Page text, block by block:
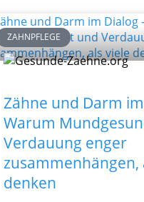
ZAHNPFLEGE
Zähne und Darm
Warum
Verdauung enger
zusammenhängen,
denken